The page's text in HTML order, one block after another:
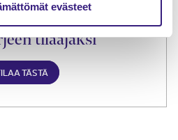
evästeet
tilaajaksi
TÄSTÄ